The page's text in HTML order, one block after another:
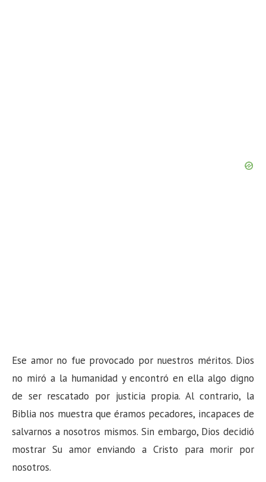
Ese amor no fue provocado por nuestros méritos. Dios
no miró a la humanidad y encontró en ella algo digno
de ser rescatado por justicia propia. Al contrario, la
Biblia nos muestra que éramos pecadores, incapaces de
salvarnos a nosotros mismos. Sin embargo, Dios decidió
mostrar Su amor enviando a Cristo para morir por
nosotros.